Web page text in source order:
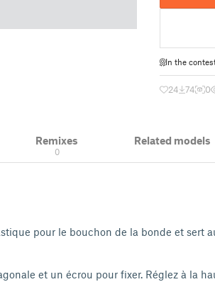
In the
24 74 0
Remixes
0
Related models
pour le bouchon de la bonde et sert
et un écrou pour fixer. Réglez à la